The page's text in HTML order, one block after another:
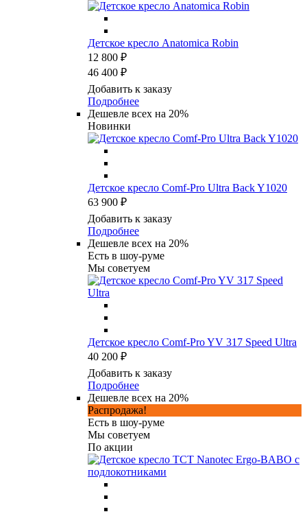
Детское кресло Anatomica Robin
12 800 ₽
46 400 ₽
Добавить к заказу
Подробнее
Дешевле всех на 20%
Новинки
Детское кресло Comf-Pro Ultra Back Y1020
63 900 ₽
Добавить к заказу
Подробнее
Дешевле всех на 20%
Есть в шоу-руме
Мы советуем
Детское кресло Comf-Pro YV 317 Speed Ultra
40 200 ₽
Добавить к заказу
Подробнее
Дешевле всех на 20%
Распродажа!
Есть в шоу-руме
Мы советуем
По акции